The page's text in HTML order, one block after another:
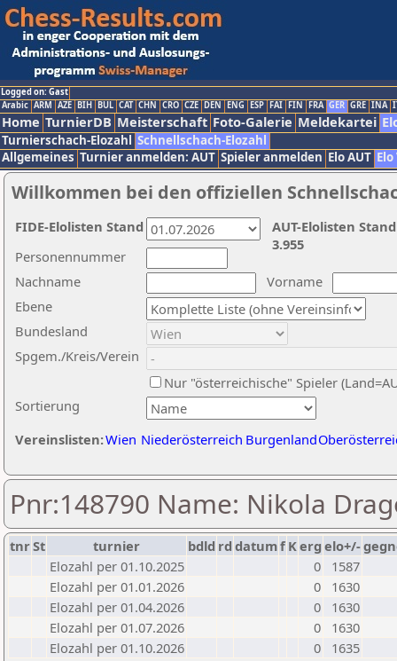
Logged on: Gast
Arabic ARM AZE BIH BUL CAT CHN CRO CZE DEN ENG ESP FAI FIN FRA GER GRE INA
Home TurnierDB Meisterschaft Foto-Galerie Meldekartei
Turnierschach-Elozahl Schnellschach-Elozahl
Allgemeines Turnier anmelden: AUT Spieler anmelden Elo AUT
Willkommen bei den offiziellen
Nachname
Vorname
Ebene
Sortierung
Personennummer
Bundesland
Spgem./Kreis/Verein
Nur "österreichische" Spieler
Vereinslisten:Wien Niederösterreich Burgenland
AUT-Elolisten
3.955
FIDE-Elolisten Stand
Pnr:148790 Name: Nikola
tnrSt turnier bdld rd datumf Kerg elo+/-
Elozahl per 01.10.2025
0
1587
Elozahl per 01.01.2026
0
1630
Elozahl per 01.04.2026
0
1630
Elozahl per 01.07.2026
0
1630
Elozahl per 01.10.2026
0 1635